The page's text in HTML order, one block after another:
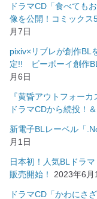
ドラマCD「食べても
像を公開！コミックス
月7日
pixiv×リブレが創作BL
定!! ビーボーイ創作
月6日
『黄昏アウトフォー
ドラマCDから続投！
新電子BLレーベル「
月1日
日本初！人気BLドラ
販売開始！
2023年6月
ドラマCD「かわにさ